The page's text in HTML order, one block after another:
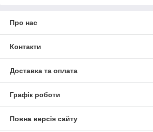
Про нас
Контакти
Доставка та оплата
Графік роботи
Повна версія сайту